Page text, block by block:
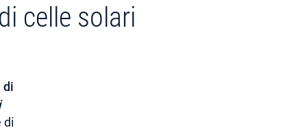
celle solari
di
di